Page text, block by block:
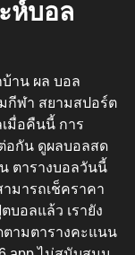
ห์บอล
าน ผล บอล
กีฬา สยามสปอร์ต
เมื่อคืนนี้ การ
อกัน ดูผลบอลสด
ตารางบอลวันนี้
มารถเช็คราคา
บอลแล้ว เรายัง
ามตารางคะแนน